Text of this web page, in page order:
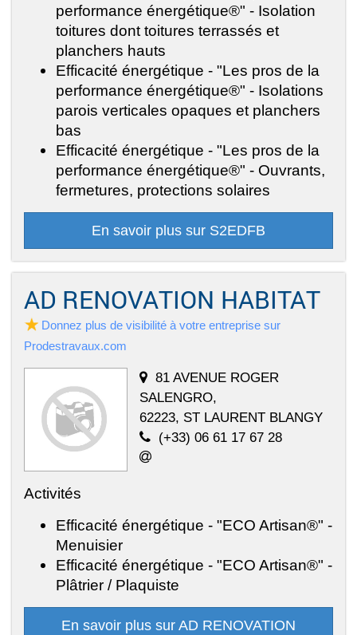
performance énergétique®" - Isolation
toitures dont toitures terrassés et
planchers hauts
Efficacité énergétique - "Les pros de la
performance énergétique®" - Isolations
parois verticales opaques et planchers
bas
Efficacité énergétique - "Les pros de la
performance énergétique®" - Ouvrants,
fermetures, protections solaires
En savoir plus sur S2EDFB
AD RENOVATION HABITAT
Donnez plus de visibilité à votre entreprise sur
Prodestravaux.com
81 AVENUE ROGER
SALENGRO,
62223, ST LAURENT BLANGY
(+33) 06 61 17 67 28
Activités
Efficacité énergétique - "ECO Artisan®" -
Menuisier
Efficacité énergétique - "ECO Artisan®" -
Plâtrier / Plaquiste
En savoir plus sur AD RENOVATION